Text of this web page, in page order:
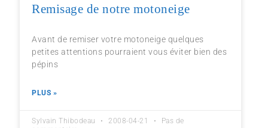
Remisage de notre motoneige
Avant de remiser votre motoneige quelques
petites attentions pourraient vous éviter bien des
pépins
PLUS »
Sylvain Thibodeau 2008-04-21
Pas de